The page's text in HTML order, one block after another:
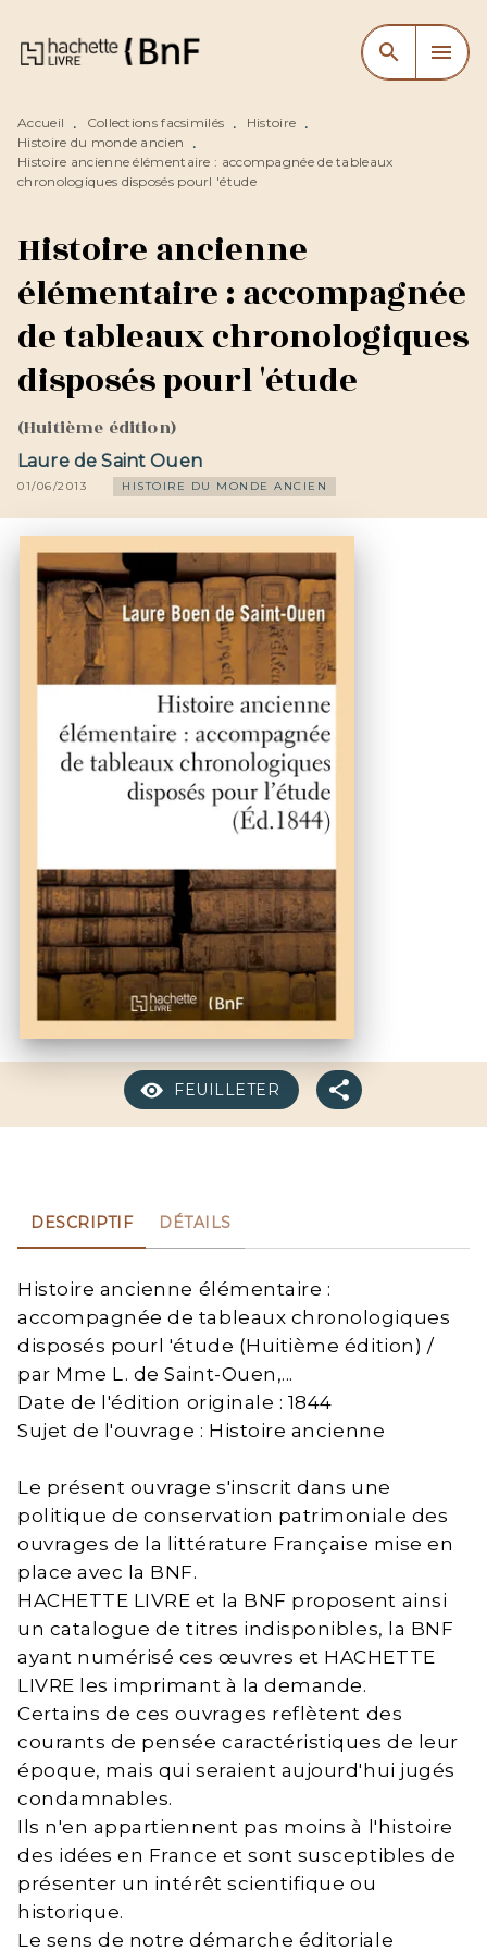
MENU RECHERCHE
CONTENU
search menu
Accueil • Collections facsimilés • Histoire •
Histoire du monde ancien
•
Histoire ancienne élémentaire : accompagnée de tableaux
chronologiques disposés pourl 'étude
Histoire ancienne
élémentaire : accompagnée
de tableaux chronologiques
disposés pourl 'étude
(Huitième édition)
Laure de Saint Ouen
01/06/2013 HISTOIRE DU MONDE ANCIEN
FEUILLETER
DESCRIPTIF DÉTAILS
Histoire ancienne élémentaire :
accompagnée de tableaux chronologiques
disposés pourl 'étude (Huitième édition) /
par Mme L. de Saint-Ouen,...
Date de l'édition originale : 1844
Sujet de l'ouvrage : Histoire ancienne
Le présent ouvrage s'inscrit dans une
politique de conservation patrimoniale des
ouvrages de la littérature Française mise en
place avec la BNF.
HACHETTE LIVRE et la BNF proposent ainsi
un catalogue de titres indisponibles, la BNF
ayant numérisé ces œuvres et HACHETTE
LIVRE les imprimant à la demande.
Certains de ces ouvrages reflètent des
courants de pensée caractéristiques de leur
époque, mais qui seraient aujourd'hui jugés
condamnables.
Ils n'en appartiennent pas moins à l'histoire
des idées en France et sont susceptibles de
présenter un intérêt scientifique ou
historique.
Le sens de notre démarche éditoriale